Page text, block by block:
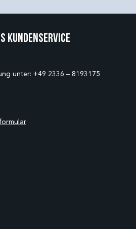
Kundenservice
unter: +49 2336 – 8193175